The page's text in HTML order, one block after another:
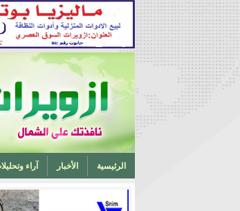
الرئيسية الأخبار آراء
تخرج أحد ابناء ازويرات مهندسا في